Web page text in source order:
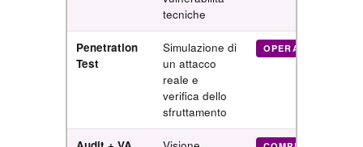
tecniche
Penetration
Test
Simulazione di
un attacco
reale e
verifica dello
sfruttamento
OPERATIVO